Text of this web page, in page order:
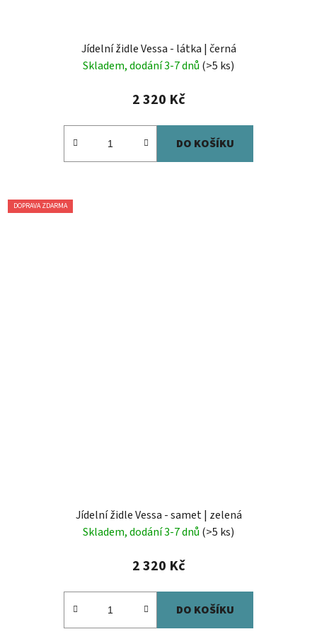
Jídelní židle Vessa - látka | černá
Skladem, dodání 3-7 dnů (>5 ks)
2 320 Kč
DO KOŠÍKU
DOPRAVA ZDARMA
Jídelní židle Vessa - samet | zelená
Skladem, dodání 3-7 dnů (>5 ks)
2 320 Kč
DO KOŠÍKU